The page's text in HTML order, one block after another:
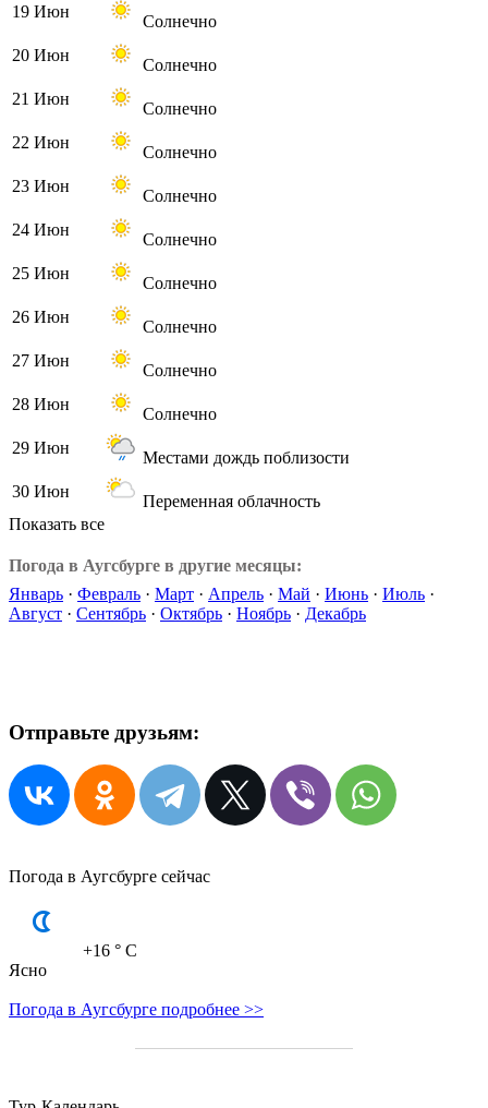
19 Июн
Солнечно
20 Июн
Солнечно
21 Июн
Солнечно
22 Июн
Солнечно
23 Июн
Солнечно
24 Июн
Солнечно
25 Июн
Солнечно
26 Июн
Солнечно
27 Июн
Солнечно
28 Июн
Солнечно
29 Июн
Местами дождь поблизости
30 Июн
Переменная облачность
Показать все
Погода в Аугсбурге в другие месяцы:
Январь · Февраль · Март · Апрель · Май · Июнь · Июль ·
Август · Сентябрь · Октябрь · Ноябрь · Декабрь
Отправьте друзьям:
Погода в Аугсбурге сейчас
+16 ° C
Ясно
Погода в Аугсбурге подробнее >>